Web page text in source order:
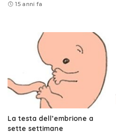
15 anni fa
La testa dell’embrione a
sette settimane